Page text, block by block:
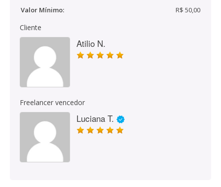
Valor Mínimo:
R$ 50,00
Cliente
Atilio N.
Freelancer vencedor
Luciana T.